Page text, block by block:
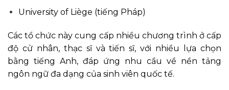
University of Liège (tiếng Pháp)
Các tổ chức này cung cấp nhiều chương trình ở cấp
độ cử nhân, thạc sĩ và tiến sĩ, với nhiều lựa chọn
bằng tiếng Anh, đáp ứng nhu cầu về nền tảng
ngôn ngữ đa dạng của sinh viên quốc tế.